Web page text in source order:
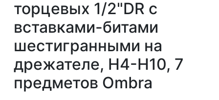
торцевых 1/2"DR с
вставками-битами
шестигранными на
дрежателе, H4-H10, 7
предметов Ombra